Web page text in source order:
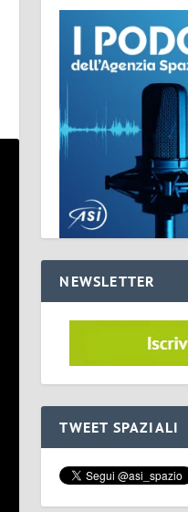
NEWSLETTER
TWEET SPAZIALI